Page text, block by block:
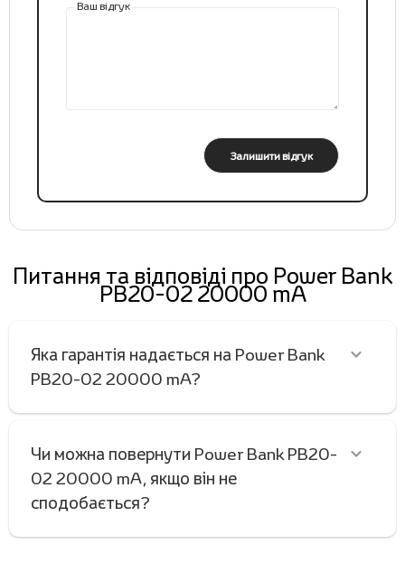
Ваш відгук
Залишити відгук
Питання та відповіді про Power Bank
PB20-02 20000 mA
Яка гарантія надається на Power Bank
PB20-02 20000 mA?
Чи можна повернути Power Bank PB20-
02 20000 mA, якщо він не
сподобається?